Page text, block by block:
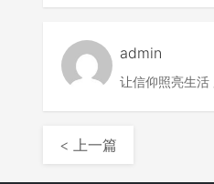
admin
< 上一篇